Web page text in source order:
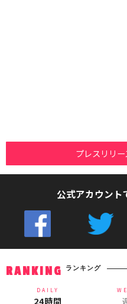
プレスリリ
公式アカウント
RANKING ランキング
DAILY
24時間